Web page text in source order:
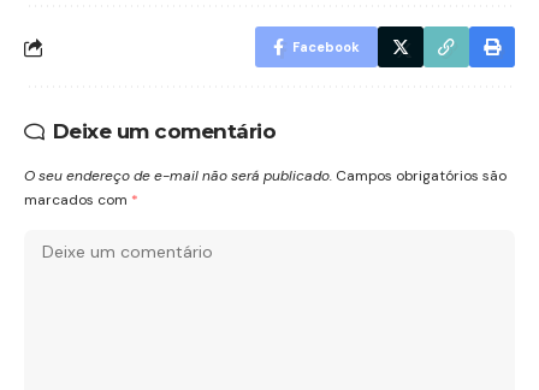
Facebook
Deixe um comentário
O seu endereço de e-mail não será publicado. Campos obrigatórios são
marcados com *